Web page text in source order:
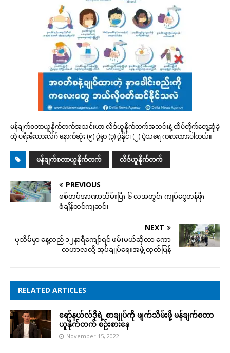
မန်ချက်စတာယူနိုက်တက်အသင်းဟာ လိဒ်ယူနိုက်တက်အသင်းနဲ့ ထိပ်တိုက်တွေ့ဆုံခဲ့
တဲ့ ပရီးမီးယားလိဂ် နောက်ဆုံး (၅) ပွဲမှာ (၃) ပွဲနိုင်၊ (၂) ပွဲသရေ ကစားထားပါတယ်။
မန်ချက်စတာယူနိုက်တက် လိဒ်ယူနိုက်တက်
PREVIOUS
စစ်တပ်အာဏာသိမ်းပြီး ၆ လအတွင်း ကျပ်ငွေတန်ဖိုး
စံချိန်တင်ကျဆင်း
NEXT
ပုသိမ်မှာ နေ့လည် ၁၂နာရီကျော်ရင် ဖမ်းမယ်ဆိုတာ ကော
လဟာလလို့ အုပ်ချုပ်ရေးအဖွဲ့ ထုတ်ပြန်
RELATED ARTICLES
ရော်နယ်လ်ဒိုရဲ့ စာချုပ်ကို ဖျက်သိမ်းဖို့ မန်ချက်စတာ
ယူနိုက်တက် စဉ်းစားနေ
November 15, 2022